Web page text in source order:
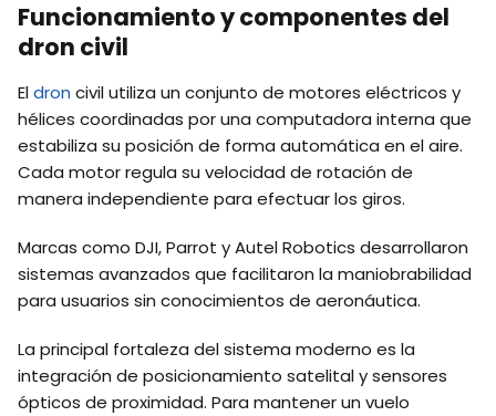
Funcionamiento y componentes del
dron civil
Eldron civil utiliza un conjunto de motores eléctricos y
hélices coordinadas por una computadora interna que
estabiliza su posición de forma automática en el aire.
Cada motor regula su velocidad de rotación de
manera independiente para efectuar los giros.
Marcas como DJI, Parrot y Autel Robotics desarrollaron
sistemas avanzados que facilitaron la maniobrabilidad
para usuarios sin conocimientos de aeronáutica.
La principal fortaleza del sistema moderno es la
integración de posicionamiento satelital y sensores
ópticos de proximidad. Para mantener un vuelo